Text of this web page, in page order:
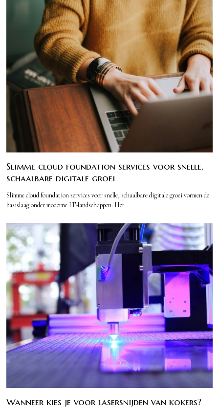
Slimme cloud foundation services voor snelle,
schaalbare digitale groei
Slimme cloud foundation services voor snelle, schaalbare digitale groei vormen de
basislaag onder moderne IT-landschappen. Het
Wanneer kies je voor lasersnijden van kokers?